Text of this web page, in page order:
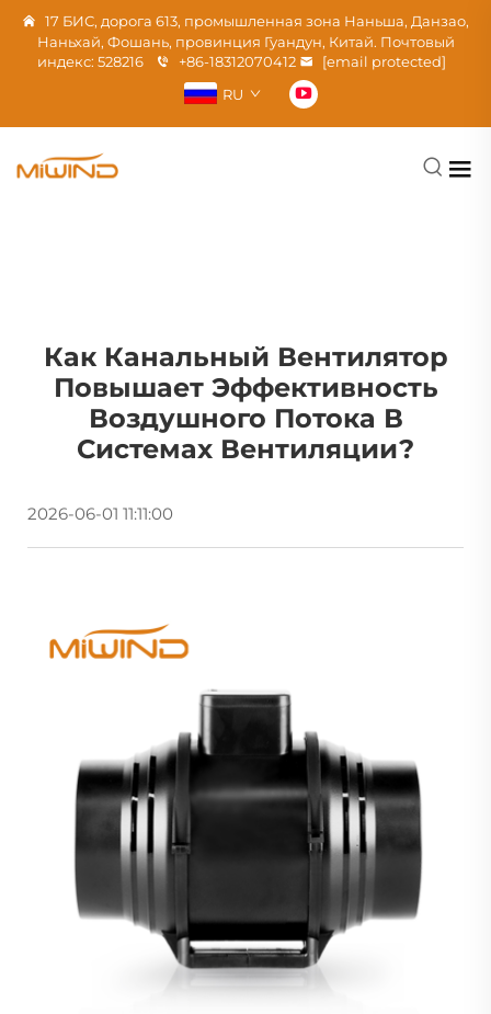
17 БИС, дорога 613, промышленная зона Наньша, Данзао,
Наньхай, Фошань, провинция Гуандун, Китай. Почтовый
индекс: 528216
+86-18312070412
[email protected]
RU
Как Канальный Вентилятор
Повышает Эффективность
Воздушного Потока В
Системах Вентиляции?
2026-06-01 11:11:00